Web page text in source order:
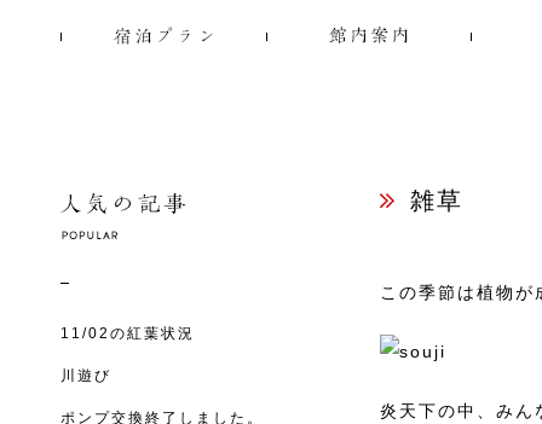
11/02の紅葉状況
川遊び
ポンプ交換終了しました。
雑草
この季節は植物
炎天下の中、みん